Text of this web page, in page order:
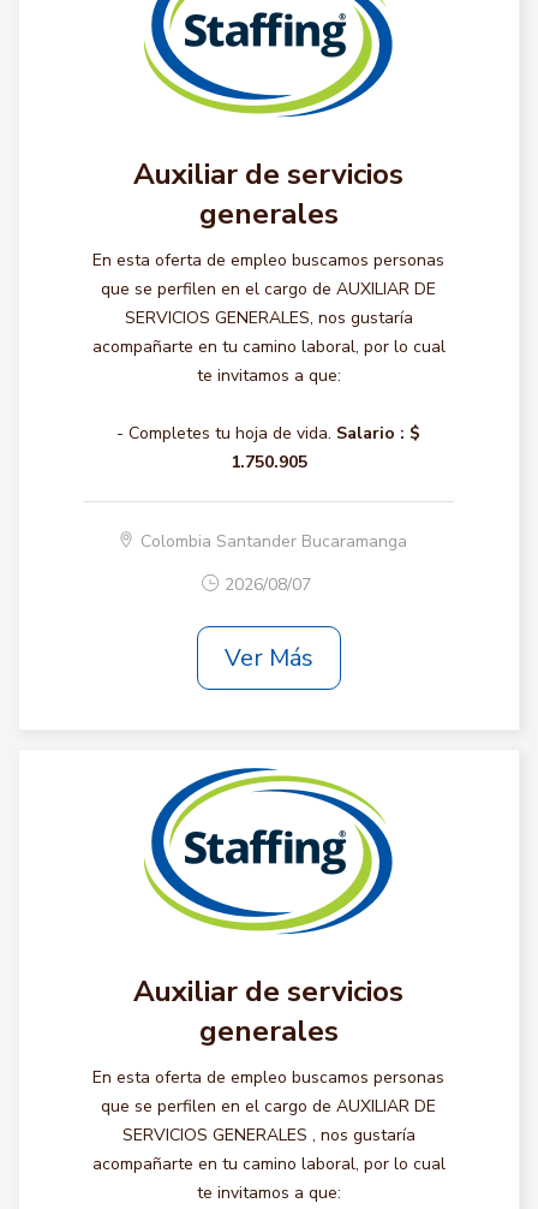
Auxiliar de servicios
generales
En esta oferta de empleo buscamos personas
que se perfilen en el cargo de AUXILIAR DE
SERVICIOS GENERALES, nos gustaría
acompañarte en tu camino laboral, por lo cual
te invitamos a que:
- Completes tu hoja de vida. Salario : $
1.750.905
Colombia Santander Bucaramanga
2026/08/07
Ver Más
Auxiliar de servicios
generales
En esta oferta de empleo buscamos personas
que se perfilen en el cargo de AUXILIAR DE
SERVICIOS GENERALES , nos gustaría
acompañarte en tu camino laboral, por lo cual
te invitamos a que: